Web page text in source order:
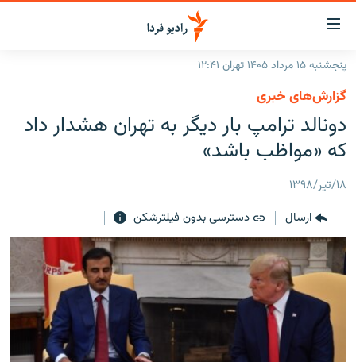
لینک‌های
قابلیت
دسترسی
بازگشت
بازگشت
منوی
اصلی
رفتن
صفحه
جستجو
ایران
جهان
برنامه‌های رادیویی
فرکانس‌ها
پادکست
چندرسانه‌ای
گزارش‌های تصویری
گزارش‌های ویدئویی
زنان فردا
English
به ما بپیوندید
پنجشنبه ۱۵ مرداد ۱۴۰۵ تهران ۱۲:۴۱
گزارش‌های خبری
دونالد ترامپ بار دیگر به تهران هشدار داد
که «مواظب باشد»
۱۸/تیر/۱۳۹۸
ارسال
دسترسی بدون فیلترشکن